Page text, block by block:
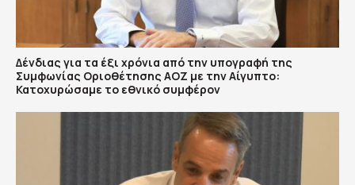
Δένδιας για τα έξι χρόνια από την υπογραφή της
Συμφωνίας Οριοθέτησης ΑΟΖ με την Αίγυπτο:
Κατοχυρώσαμε το εθνικό συμφέρον